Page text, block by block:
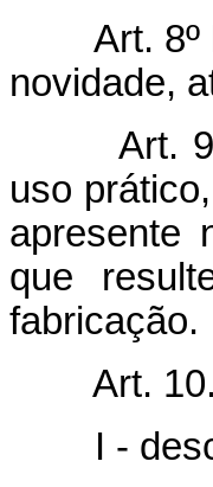
Art.
novidade,
Art.
uso
apresente
que
fabricação.
Art.
I -